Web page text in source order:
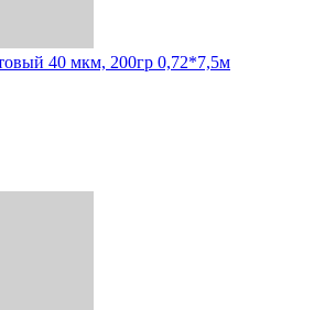
40 мкм, 200гр 0,72*7,5м